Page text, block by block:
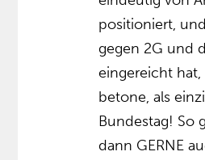
positioniert,
gegen 2G und
eingereicht
betone, als
Bundestag! So
dann GERNE